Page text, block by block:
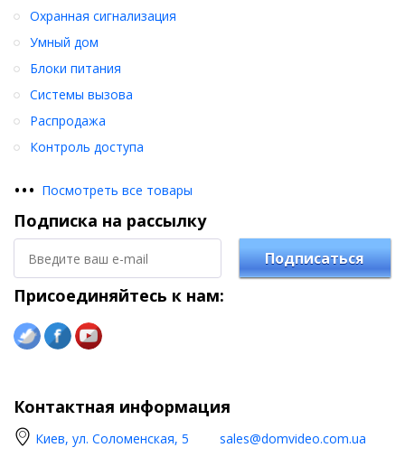
Охранная сигнализация
Умный дом
Блоки питания
Системы вызова
Распродажа
Контроль доступа
••• Посмотреть все товары
Подписка на рассылку
Подписаться
Присоединяйтесь к нам:
Контактная информация
Киев, ул. Соломенская, 5 sales@domvideo.com.ua